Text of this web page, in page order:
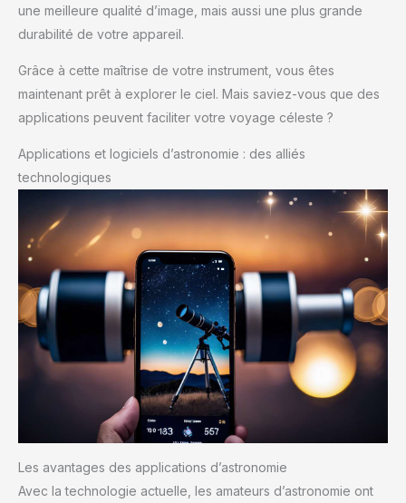
une meilleure qualité d’image, mais aussi une plus grande
durabilité de votre appareil.
Grâce à cette maîtrise de votre instrument, vous êtes
maintenant prêt à explorer le ciel. Mais saviez-vous que des
applications peuvent faciliter votre voyage céleste ?
Applications et logiciels d’astronomie : des alliés
technologiques
Les avantages des applications d’astronomie
Avec la technologie actuelle, les amateurs d’astronomie ont